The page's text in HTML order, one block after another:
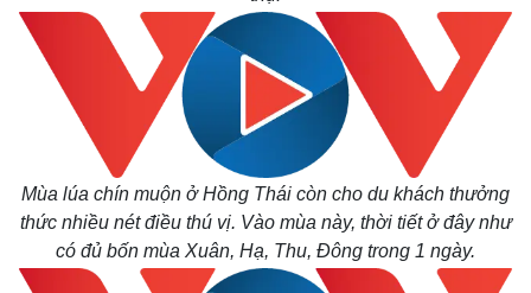
Mùa lúa chín muộn ở Hồng Thái còn cho du khách thưởng
thức nhiều nét điều thú vị. Vào mùa này, thời tiết ở đây như
có đủ bốn mùa Xuân, Hạ, Thu, Đông trong 1 ngày.